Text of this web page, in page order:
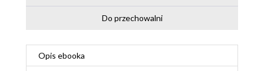
Do przechowalni
Opis ebooka